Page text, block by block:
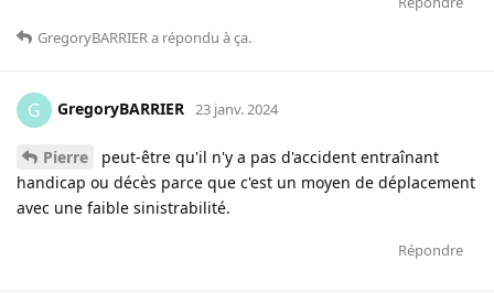
GregoryBARRIERa répondu à ça.
G GregoryBARRIER 23 janv. 2024
Pierre
peut-être qu'il n'y a pas d'accident entraînant
handicap ou décès parce que c'est un moyen de déplacement
avec une faible sinistrabilité.
Répondre